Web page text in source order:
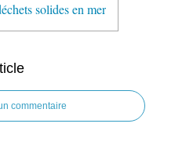
solides en mer
commentaire